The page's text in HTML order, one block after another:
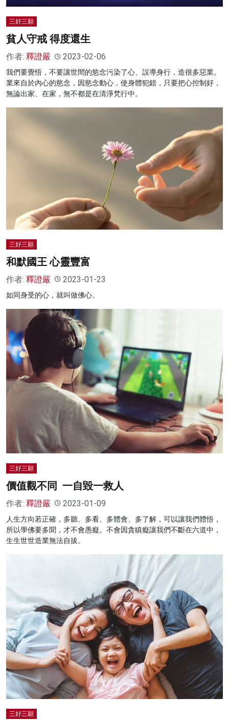
三好三願
貧人守戒 得度還生
作者: 釋證嚴 2023-02-06
我們要覺悟，不要讓世間的慾念污染了心、誤導身行，造很多惡業。
業來自於內心的慾念，因慾念動心，使身體犯錯，只要把心控制好，
無論出家、在家，無不都是在清淨梵行中。
三好三願
和默國王 心靈豐富
作者: 釋證嚴 2023-01-23
如同身受的心，就叫做佛心。
三好三願
價值觀不同 一自毀一救人
作者: 釋證嚴 2023-01-09
人生方向若正確，多聽、多看、多體會、多了解，可以讓我們體悟，
所以學佛要多聞，才不會愚癡。不會因貪瞋癡讓我們不斷在六道中，
生生世世造業無法自拔。
三好三願